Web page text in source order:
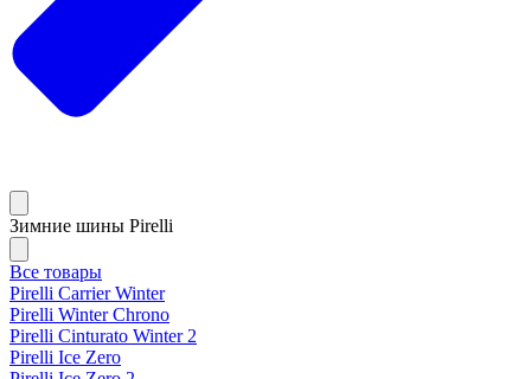
Зимние шины Pirelli
Все товары
Pirelli Carrier Winter
Pirelli Winter Chrono
Pirelli Cinturato Winter 2
Pirelli Ice Zero